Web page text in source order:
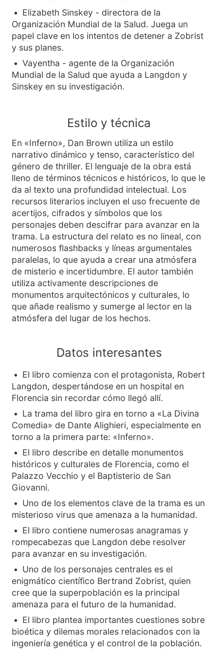
Elizabeth Sinskey - directora de la
Organización Mundial de la Salud. Juega un
papel clave en los intentos de detener a Zobrist
y sus planes.
Vayentha - agente de la Organización
Mundial de la Salud que ayuda a Langdon y
Sinskey en su investigación.
Estilo y técnica
En «Inferno», Dan Brown utiliza un estilo
narrativo dinámico y tenso, característico del
género de thriller. El lenguaje de la obra está
lleno de términos técnicos e históricos, lo que le
da al texto una profundidad intelectual. Los
recursos literarios incluyen el uso frecuente de
acertijos, cifrados y símbolos que los
personajes deben descifrar para avanzar en la
trama. La estructura del relato es no lineal, con
numerosos flashbacks y líneas argumentales
paralelas, lo que ayuda a crear una atmósfera
de misterio e incertidumbre. El autor también
utiliza activamente descripciones de
monumentos arquitectónicos y culturales, lo
que añade realismo y sumerge al lector en la
atmósfera del lugar de los hechos.
Datos interesantes
El libro comienza con el protagonista, Robert
Langdon, despertándose en un hospital en
Florencia sin recordar cómo llegó allí.
La trama del libro gira en torno a «La Divina
Comedia» de Dante Alighieri, especialmente en
torno a la primera parte: «Inferno».
El libro describe en detalle monumentos
históricos y culturales de Florencia, como el
Palazzo Vecchio y el Baptisterio de San
Giovanni.
Uno de los elementos clave de la trama es un
misterioso virus que amenaza a la humanidad.
El libro contiene numerosas anagramas y
rompecabezas que Langdon debe resolver
para avanzar en su investigación.
Uno de los personajes centrales es el
enigmático científico Bertrand Zobrist, quien
cree que la superpoblación es la principal
amenaza para el futuro de la humanidad.
El libro plantea importantes cuestiones sobre
bioética y dilemas morales relacionados con la
ingeniería genética y el control de la población.